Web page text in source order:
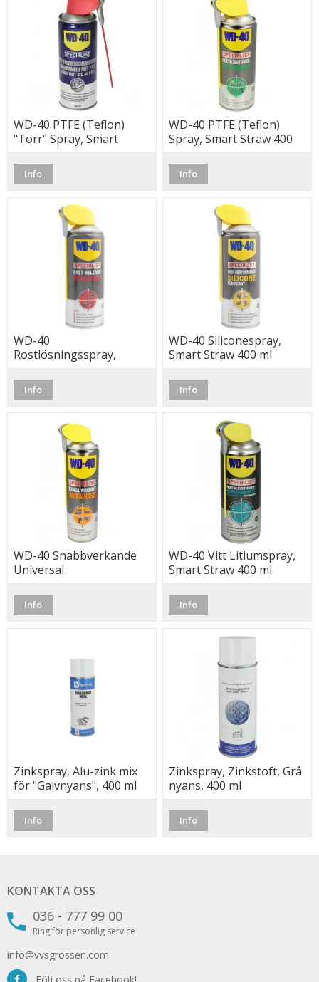
WD-40 PTFE (Teflon)
"Torr" Spray, Smart
Info
WD-40 PTFE (Teflon)
Spray, Smart Straw 400
Info
WD-40
Rostlösningsspray,
Info
WD-40 Siliconespray,
Smart Straw 400 ml
Info
WD-40 Snabbverkande
Universal
Straw 500 ml
Info
WD-40 Vitt Litiumspray,
Smart Straw 400 ml
Info
Zinkspray, Alu-zink mix
för "Galvnyans", 400 ml
Info
Zinkspray, Zinkstoft, Grå
nyans, 400 ml
Info
KONTAKTA OSS
036 - 777 99 00
Ring för personlig service
info@vvsgrossen.com